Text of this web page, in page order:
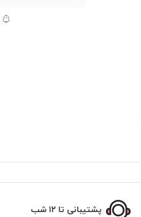
پشتیبانی تا ۱۲ شب